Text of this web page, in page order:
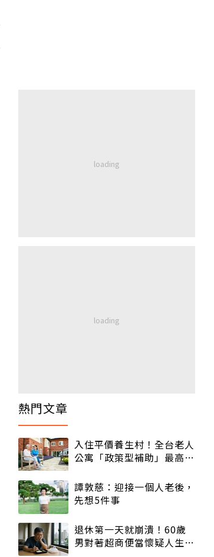
熱門文章
入住平價養生村！全台老人
公寓「政策型補助」最高打
譚敦慈：迎接一個人老後，
先想5件事
退休第一天就崩潰！60歲
男對著超商便當懷疑人生